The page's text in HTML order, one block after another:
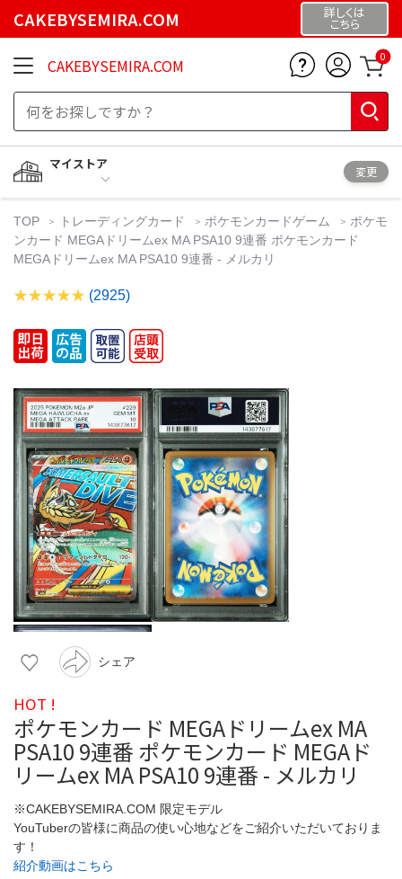
CAKEBYSEMIRA.COM 詳しくは
こちら
CAKEBYSEMIRA.COM 0
マイストア
変更
TOP トレーディングカード ポケモンカードゲーム
ポケモ
ンカード MEGAドリームex MA PSA10 9連番 ポケモンカード
MEGAドリームex MA PSA10 9連番 - メルカリ
(2925)
シェア
HOT !
ポケモンカード MEGAドリームex MA
PSA10 9連番 ポケモンカード MEGAド
リームex MA PSA10 9連番 - メルカリ
※CAKEBYSEMIRA.COM 限定モデル
YouTuberの皆様に商品の使い心地などをご紹介いただいておりま
す！
紹介動画はこちら